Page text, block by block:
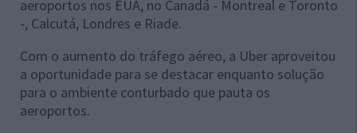
aeroportos nos EUA, no Canadá - Montreal e Toronto
-, Calcutá, Londres e Riade.
Com o aumento do tráfego aéreo, a Uber aproveitou
a oportunidade para se destacar enquanto solução
para o ambiente conturbado que pauta os
aeroportos.